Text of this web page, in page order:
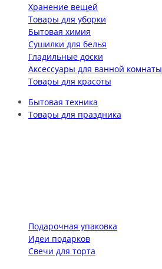
Хранение вещей
Товары для уборки
Бытовая химия
Сушилки для белья
Гладильные доски
Аксессуары для ванной комнаты
Товары для красоты
Бытовая техника
Товары для праздника
Подарочная упаковка
Идеи подарков
Свечи для торта